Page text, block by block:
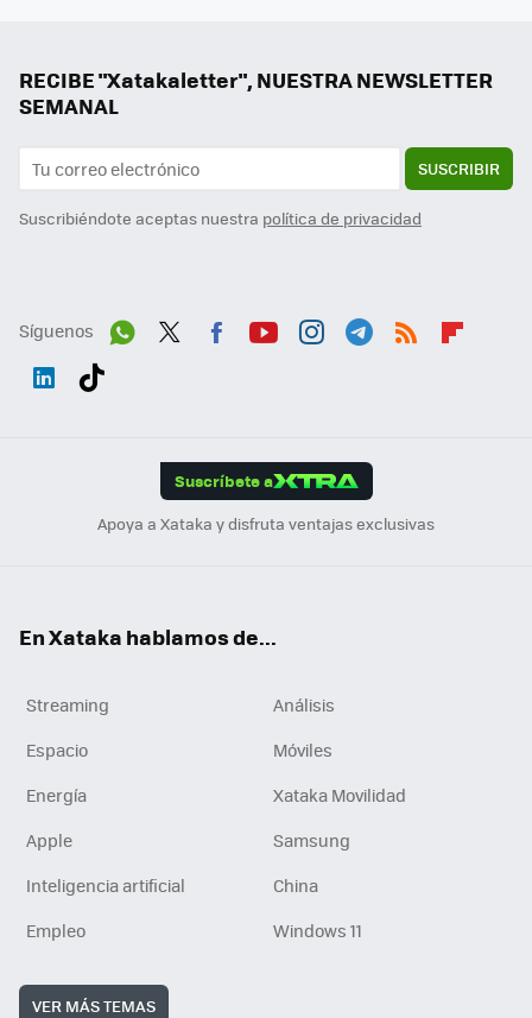
RECIBE "Xatakaletter", NUESTRA NEWSLETTER
SEMANAL
SUSCRIBIR
Suscribiéndote aceptas nuestra política de privacidad
Síguenos
Suscríbete a
Apoya a Xataka y disfruta ventajas exclusivas
En Xataka hablamos de...
Streaming
Análisis
Espacio
Móviles
Energía
Xataka Movilidad
Apple
Samsung
Inteligencia artificial
China
Empleo
Windows 11
VER MÁS TEMAS